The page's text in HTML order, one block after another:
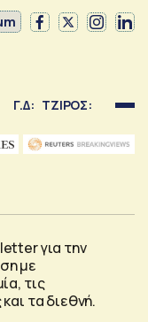
Γ.Δ: ΤΖΙΡΟΣ:
για την
με
τις
τα διεθνή.